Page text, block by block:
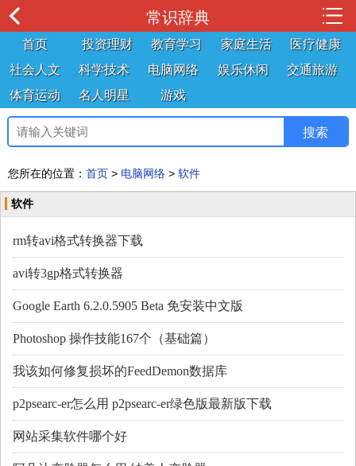
常识辞典
首页 投资理财 教育学习 家庭生活
医疗健康
社会人文
科学技术 电脑网络 娱乐休闲
交通旅游
体育运动
名人明星 游戏
您所在的位置： 首页 > 电脑网络 > 软件
软件
rm转avi格式转换器下载
avi转3gp格式转换器
Google Earth 6.2.0.5905 Beta 免安装中文版
Photoshop 操作技能167个（基础篇）
我该如何修复损坏的FeedDemon数据库
p2psearc-er怎么用 p2psearc-er绿色版最新版下载
网站采集软件哪个好